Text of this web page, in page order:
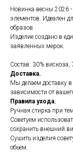
Новинка весны 2026
элементов. Идеален
образов.
Изделие создано в
заявленных мерок.
Состав: 30% вискоза,
Доставка.
Мы делаем доставку в
зависимости от
Правила ухода.
Ручная стирка при
Советуем
сохранить внешний
Сушить изделия
обьем.